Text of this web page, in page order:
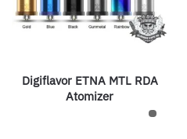
Digiflavor ETNA MTL RDA
Atomizer